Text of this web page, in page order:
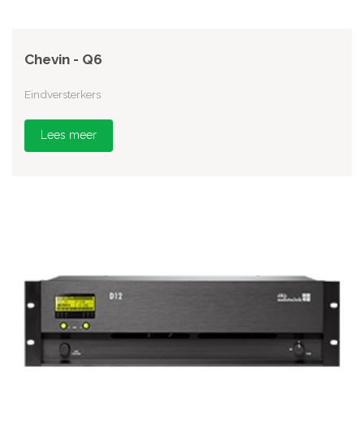
Chevin - Q6
Eindversterkers
Lees meer